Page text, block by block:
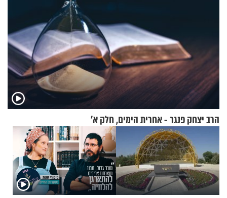
הרב יצחק פנגר - אחרית הימים, חלק א’